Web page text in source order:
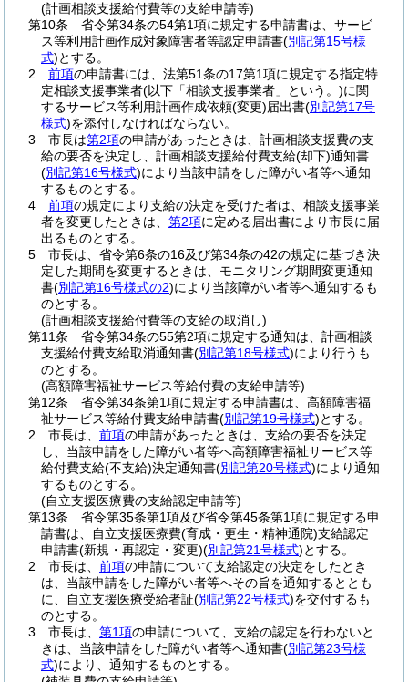
(計画相談支援給付費等の支給申請等)
第10条
省令第34条の54第1項に規定する申請書は、サービ
ス等利用計画作成対象障害者等認定申請書(別記第15号様
式)とする。
2
前項の申請書には、法第51条の17第1項に規定する指定特
定相談支援事業者(以下「相談支援事業者」という。)に関
するサービス等利用計画作成依頼(変更)届出書(別記第17号
様式)を添付しなければならない。
3
市長は第2項の申請があったときは、計画相談支援費の支
給の要否を決定し、計画相談支援給付費支給(却下)通知書
(別記第16号様式)により当該申請をした障がい者等へ通知
するものとする。
4
前項の規定により支給の決定を受けた者は、相談支援事業
者を変更したときは、 第2項に定める届出書により市長に届
出るものとする。
5
市長は、省令第6条の16及び第34条の42の規定に基づき決
定した期間を変更するときは、モニタリング期間変更通知
書(別記第16号様式の2)により当該障がい者等へ通知するも
のとする。
(計画相談支援給付費等の支給の取消し)
第11条
省令第34条の55第2項に規定する通知は、計画相談
支援給付費支給取消通知書(別記第18号様式)により行うも
のとする。
(高額障害福祉サービス等給付費の支給申請等)
第12条
省令第34条第1項に規定する申請書は、高額障害福
祉サービス等給付費支給申請書(別記第19号様式)とする。
2
市長は、 前項の申請があったときは、支給の要否を決定
し、当該申請をした障がい者等へ高額障害福祉サービス等
給付費支給(不支給)決定通知書(別記第20号様式)により通知
するものとする。
(自立支援医療費の支給認定申請等)
第13条
省令第35条第1項及び省令第45条第1項に規定する申
請書は、自立支援医療費(育成・更生・精神通院)支給認定
申請書(新規・再認定・変更)(別記第21号様式)とする。
2
市長は、 前項の申請について支給認定の決定をしたとき
は、当該申請をした障がい者等へその旨を通知するととも
に、自立支援医療受給者証(別記第22号様式)を交付するも
のとする。
3
市長は、 第1項の申請について、支給の認定を行わないと
きは、当該申請をした障がい者等へ通知書(別記第23号様
式)により、通知するものとする。